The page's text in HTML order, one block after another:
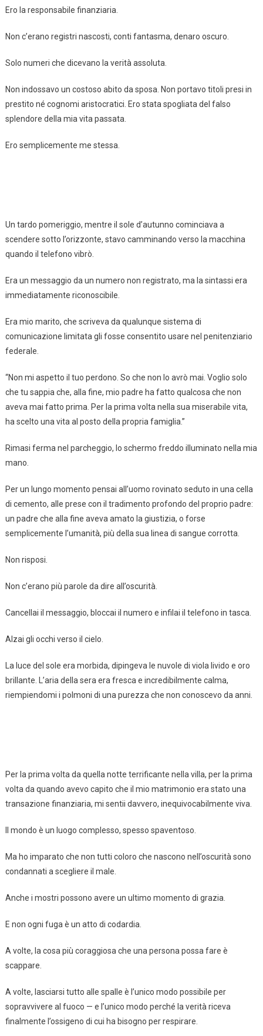
Ero la responsabile finanziaria.
Non c’erano registri nascosti, conti fantasma, denaro oscuro.
Solo numeri che dicevano la verità assoluta.
Non indossavo un costoso abito da sposa. Non portavo titoli presi in
prestito né cognomi aristocratici. Ero stata spogliata del falso
splendore della mia vita passata.
Ero semplicemente me stessa.
Un tardo pomeriggio, mentre il sole d’autunno cominciava a
scendere sotto l’orizzonte, stavo camminando verso la macchina
quando il telefono vibrò.
Era un messaggio da un numero non registrato, ma la sintassi era
immediatamente riconoscibile.
Era mio marito, che scriveva da qualunque sistema di
comunicazione limitata gli fosse consentito usare nel penitenziario
federale.
“Non mi aspetto il tuo perdono. So che non lo avrò mai. Voglio solo
che tu sappia che, alla fine, mio padre ha fatto qualcosa che non
aveva mai fatto prima. Per la prima volta nella sua miserabile vita,
ha scelto una vita al posto della propria famiglia.”
Rimasi ferma nel parcheggio, lo schermo freddo illuminato nella mia
mano.
Per un lungo momento pensai all’uomo rovinato seduto in una cella
di cemento, alle prese con il tradimento profondo del proprio padre:
un padre che alla fine aveva amato la giustizia, o forse
semplicemente l’umanità, più della sua linea di sangue corrotta.
Non risposi.
Non c’erano più parole da dire all’oscurità.
Cancellai il messaggio, bloccai il numero e infilai il telefono in tasca.
Alzai gli occhi verso il cielo.
La luce del sole era morbida, dipingeva le nuvole di viola livido e oro
brillante. L’aria della sera era fresca e incredibilmente calma,
riempiendomi i polmoni di una purezza che non conoscevo da anni.
Per la prima volta da quella notte terrificante nella villa, per la prima
volta da quando avevo capito che il mio matrimonio era stato una
transazione finanziaria, mi sentii davvero, inequivocabilmente viva.
Il mondo è un luogo complesso, spesso spaventoso.
Ma ho imparato che non tutti coloro che nascono nell’oscurità sono
condannati a scegliere il male.
Anche i mostri possono avere un ultimo momento di grazia.
E non ogni fuga è un atto di codardia.
A volte, la cosa più coraggiosa che una persona possa fare è
scappare.
A volte, lasciarsi tutto alle spalle è l’unico modo possibile per
sopravvivere al fuoco — e l’unico modo perché la verità riceva
finalmente l’ossigeno di cui ha bisogno per respirare.